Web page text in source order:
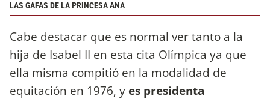
LAS GAFAS DE LA PRINCESA ANA
Cabe destacar que es normal ver tanto a la
hija de Isabel II en esta cita Olímpica ya que
ella misma compitió en la modalidad de
equitación en 1976, y es presidenta